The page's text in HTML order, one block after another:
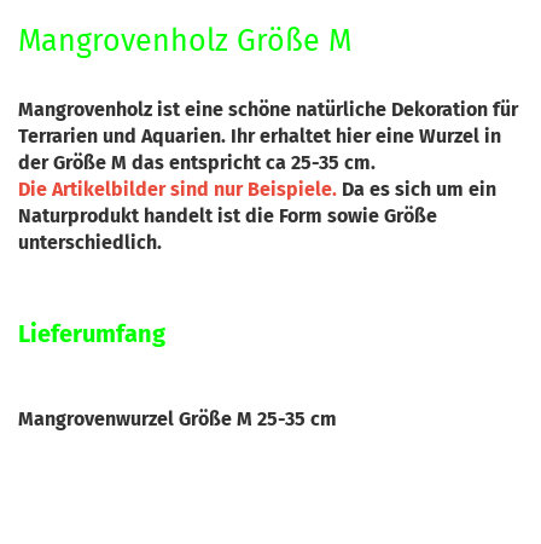
Mangrovenholz Größe M
Mangrovenholz ist eine schöne natürliche Dekoration für
Terrarien und Aquarien. Ihr erhaltet hier eine Wurzel in
der Größe M das entspricht ca 25-35 cm.
Die Artikelbilder sind nur Beispiele. Da es sich um ein
Naturprodukt handelt ist die Form sowie Größe
unterschiedlich.
Lieferumfang
Mangrovenwurzel Größe M 25-35 cm